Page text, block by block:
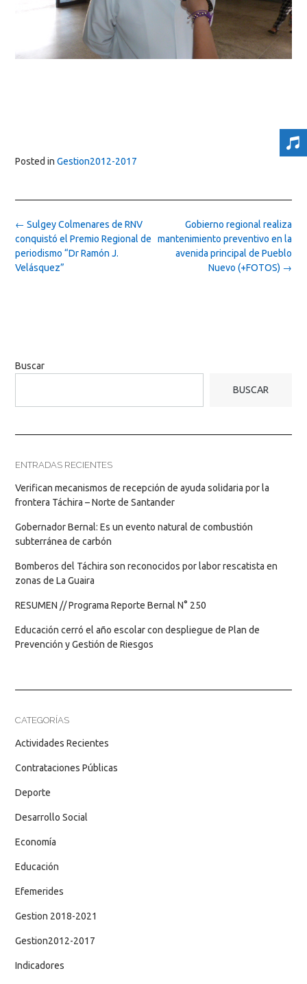
Posted in Gestion2012-2017
Post
navigation
Gobierno regional realiza
mantenimiento preventivo en la
avenida principal de Pueblo
Nuevo (+FOTOS) →
← Sulgey Colmenares de RNV
conquistó el Premio Regional de
periodismo “Dr Ramón J.
Velásquez”
Buscar
BUSCAR
ENTRADAS RECIENTES
Verifican mecanismos de recepción de ayuda solidaria por la
frontera Táchira – Norte de Santander
Gobernador Bernal: Es un evento natural de combustión
subterránea de carbón
Bomberos del Táchira son reconocidos por labor rescatista en
zonas de La Guaira
RESUMEN // Programa Reporte Bernal N° 250
Educación cerró el año escolar con despliegue de Plan de
Prevención y Gestión de Riesgos
CATEGORÍAS
Actividades Recientes
Contrataciones Públicas
Deporte
Desarrollo Social
Economía
Educación
Efemerides
Gestion 2018-2021
Gestion2012-2017
Indicadores